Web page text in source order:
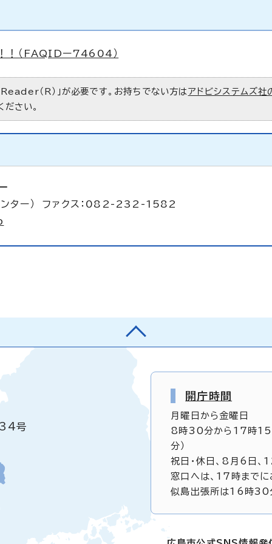
！（FAQIDー74604）
（R）」が必要です。お持ちでない方は アドビシステムズ社
ださい。
ター） ファクス：082-232-1582
号
開庁時間
月曜日から金曜日
8時30分から17時15
分）
祝日・休日、8月6日
窓口へは、17時までに
似島出張所は16時30